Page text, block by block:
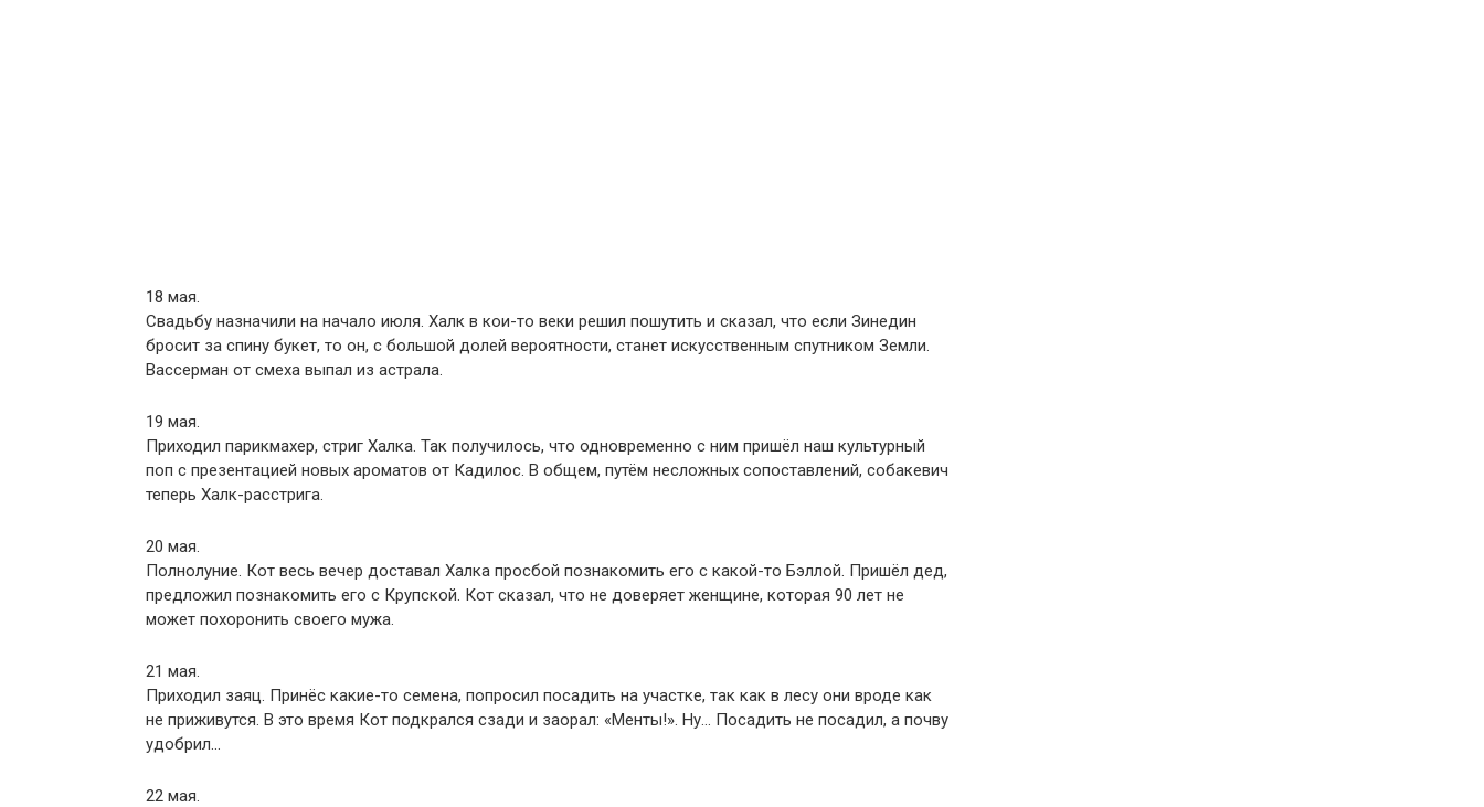
18 мая.
Свадьбу назначили на начало июля. Халк в кои-то веки решил пошутить и сказал, что если Зинедин
бросит за спину букет, то он, с большой долей вероятности, станет искусственным спутником Земли.
Вассерман от смеха выпал из астрала.
19 мая.
Приходил парикмахер, стриг Халка. Так получилось, что одновременно с ним пришёл наш культурный
поп с презентацией новых ароматов от Кадилос. В общем, путём несложных сопоставлений, собакевич
теперь Халк-расстрига.
20 мая.
Полнолуние. Кот весь вечер доставал Халка просбой познакомить его с какой-то Бэллой. Пришёл дед,
предложил познакомить его с Крупской. Кот сказал, что не доверяет женщине, которая 90 лет не
может похоронить своего мужа.
21 мая.
Приходил заяц. Принёс какие-то семена, попросил посадить на участке, так как в лесу они вроде как
не приживутся. В это время Кот подкрался сзади и заорал: «Менты!». Ну… Посадить не посадил, а почву
удобрил…
22 мая.